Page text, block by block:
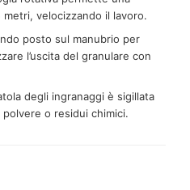
velocizzando il lavoro.
posto sul manubrio per
l’uscita del granulare con
degli ingranaggi è sigillata
o residui chimici.